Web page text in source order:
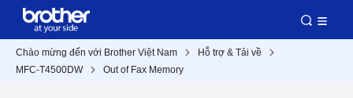
Chào mừng đến với Brother Việt Nam
Hỗ trợ & Tải về
MFC-T4500DW
Out of Fax Memory